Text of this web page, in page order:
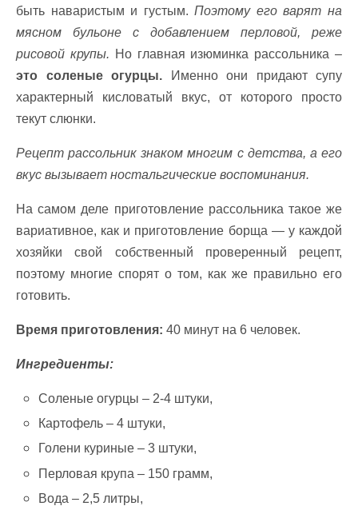
быть наваристым и густым.Поэтому его варят на
мясном бульоне с добавлением перловой, реже
рисовой крупы. Но главная изюминка рассольника –
это соленые огурцы. Именно они придают супу
характерный кисловатый вкус, от которого просто
текут слюнки.
Рецепт рассольник знаком многим с детства, а его
вкус вызывает ностальгические воспоминания.
На самом деле приготовление рассольника такое же
вариативное, как и приготовление борща — у каждой
хозяйки свой собственный проверенный рецепт,
поэтому многие спорят о том, как же правильно его
готовить.
Время приготовления: 40 минут на 6 человек.
Ингредиенты:
Соленые огурцы – 2-4 штуки,
Картофель – 4 штуки,
Голени куриные – 3 штуки,
Перловая крупа – 150 грамм,
Вода – 2,5 литры,